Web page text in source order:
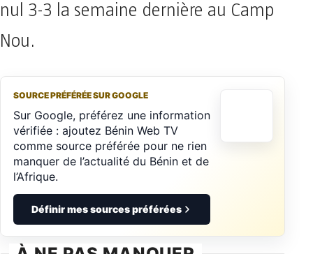
nul 3-3 la semaine dernière au Camp
Nou.
SOURCE PRÉFÉRÉE SUR GOOGLE
Sur Google, préférez une information
vérifiée : ajoutez Bénin Web TV
comme source préférée pour ne rien
manquer de l’actualité du Bénin et de
l’Afrique.
Définir mes sources préférées